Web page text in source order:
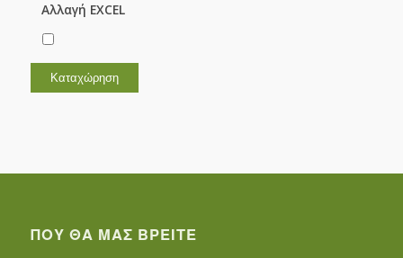
Αλλαγή EXCEL
ΠΟΥ ΘΑ ΜΑΣ ΒΡΕΊΤΕ